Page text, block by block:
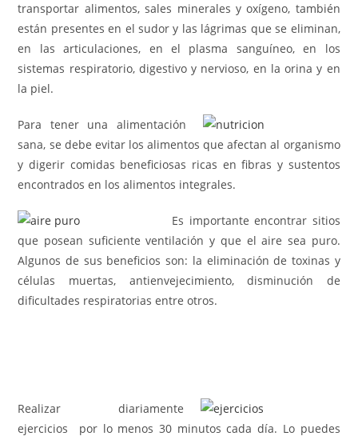
transportar alimentos, sales minerales y oxígeno, también
están presentes en el sudor y las lágrimas que se eliminan,
en las articulaciones, en el plasma sanguíneo, en los
sistemas respiratorio, digestivo y nervioso, en la orina y en
la piel.
Para tener una alimentación
sana, se debe evitar los alimentos que afectan al organismo
y digerir comidas beneficiosas ricas en fibras y sustentos
encontrados en los alimentos integrales.
Es importante encontrar sitios
que posean suficiente ventilación y que el aire sea puro.
Algunos de sus beneficios son: la eliminación de toxinas y
células muertas, antienvejecimiento, disminución de
dificultades respiratorias entre otros.
Realizar diariamente
ejercicios por lo menos 30 minutos cada día. Lo puedes